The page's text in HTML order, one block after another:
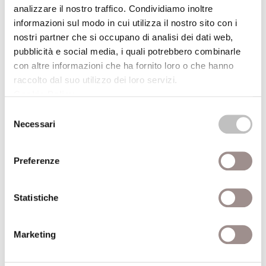
analizzare il nostro traffico. Condividiamo inoltre
informazioni sul modo in cui utilizza il nostro sito con i
nostri partner che si occupano di analisi dei dati web,
pubblicità e social media, i quali potrebbero combinarle
con altre informazioni che ha fornito loro o che hanno
raccolto dal suo utilizzo dei loro servizi.
delNecessari
Preferenze
Statistiche
Marketing
religione e politica alla luce del nesso
Dio/potere politico. La riflessione sul divino,
ponendo il problema di un fondamento
metaumano del politico, diventa quindi
riflessione politica.
Autore
Professore di Storia del
cristianesimo - Università
pubblicazione